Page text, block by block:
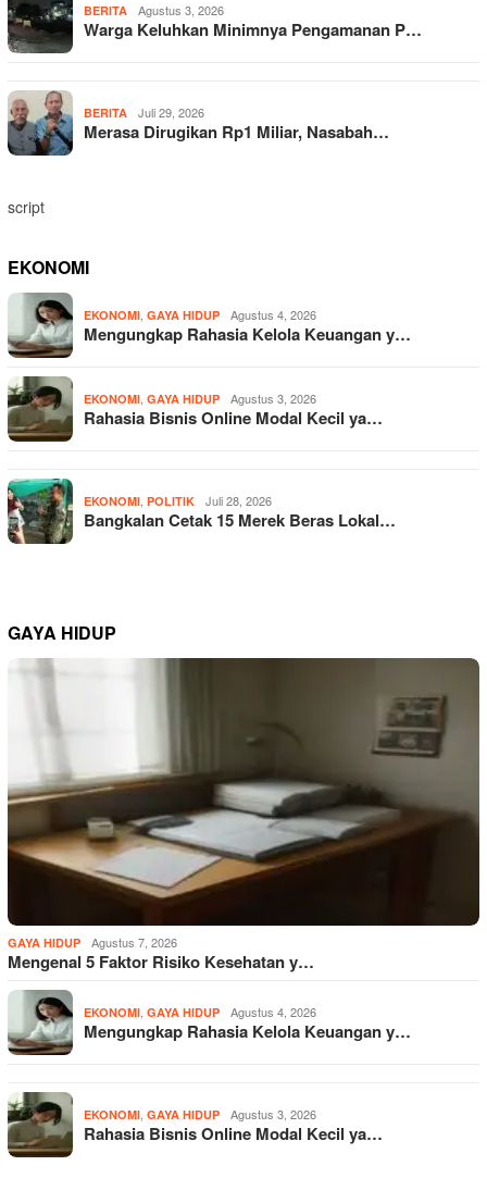
BERITA Agustus 3, 2026
Warga Keluhkan Minimnya Pengamanan P…
BERITA Juli 29, 2026
Merasa Dirugikan Rp1 Miliar, Nasabah…
script
EKONOMI
EKONOMI GAYA HIDUP Agustus 4, 2026
Mengungkap Rahasia Kelola Keuangan y…
EKONOMI GAYA HIDUP Agustus 3, 2026
Rahasia Bisnis Online Modal Kecil ya…
EKONOMI POLITIK Juli 28, 2026
Bangkalan Cetak 15 Merek Beras Lokal…
GAYA HIDUP
GAYA HIDUP Agustus 7, 2026
Mengenal 5 Faktor Risiko Kesehatan y…
EKONOMI GAYA HIDUP Agustus 4, 2026
Mengungkap Rahasia Kelola Keuangan y…
EKONOMI GAYA HIDUP Agustus 3, 2026
Rahasia Bisnis Online Modal Kecil ya…